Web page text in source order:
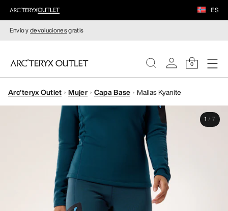
ES
Envío ydevolucionesgratis
0
MUJERE
HOMBRE
Arc'teryx Outlet Mujer Capa Base Mallas Kyanite
1 / 7